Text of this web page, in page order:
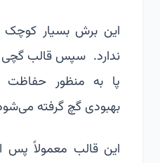
این برش بسیار کوچک
ندارد. سپس قالب
پا به منظور حفاظت
بهبودی گچ گرفته